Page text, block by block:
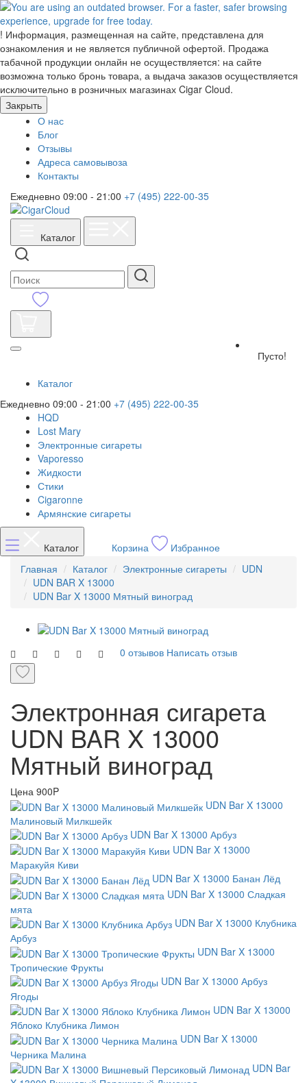
! Информация, размещенная на сайте, представлена для
ознакомления и не является публичной офертой. Продажа
табачной продукции онлайн не осуществляется: на сайте
возможна только бронь товара, а выдача заказов осуществляется
исключительно в розничных магазинах Cigar Cloud.
Закрыть
О нас
Блог
Отзывы
Адреса самовывоза
Контакты
Ежедневно 09:00 - 21:00 +7 (495) 222-00-35
Каталог
Пусто!
Каталог
Ежедневно 09:00 - 21:00 +7 (495) 222-00-35
HQD
Lost Mary
Электронные сигареты
Vaporesso
Жидкости
Стики
Cigaronne
Армянские сигареты
Каталог Корзина
Избранное
Главная
Каталог Электронные сигареты
UDN
UDN BAR X 13000
UDN Bar X 13000 Мятный виноград
0 отзывов Написать отзыв
Электронная сигарета
UDN BAR X 13000
Мятный виноград
Цена 900P
UDN Bar X 13000
Малиновый Милкшейк
UDN Bar X 13000 Арбуз
UDN Bar X 13000
Маракуйя Киви
UDN Bar X 13000 Банан Лёд
UDN Bar X 13000 Сладкая
мята
UDN Bar X 13000 Клубника
Арбуз
UDN Bar X 13000
Тропические Фрукты
UDN Bar X 13000 Арбуз
Ягоды
UDN Bar X 13000
Яблоко Клубника Лимон
UDN Bar X 13000
Черника Малина
UDN Bar